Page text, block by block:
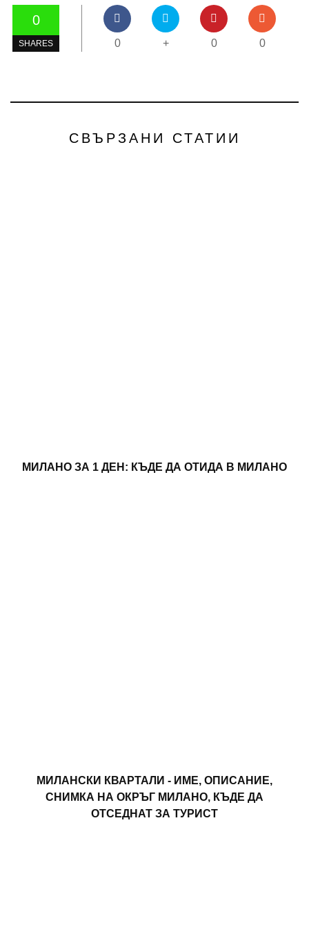
0
SHARES 0 + 0 0
СВЪРЗАНИ СТАТИИ
МИЛАНО ЗА 1 ДЕН: КЪДЕ ДА ОТИДА В МИЛАНО
МИЛАНСКИ КВАРТАЛИ - ИМЕ, ОПИСАНИЕ,
СНИМКА НА ОКРЪГ МИЛАНО, КЪДЕ ДА
ОТСЕДНАТ ЗА ТУРИСТ